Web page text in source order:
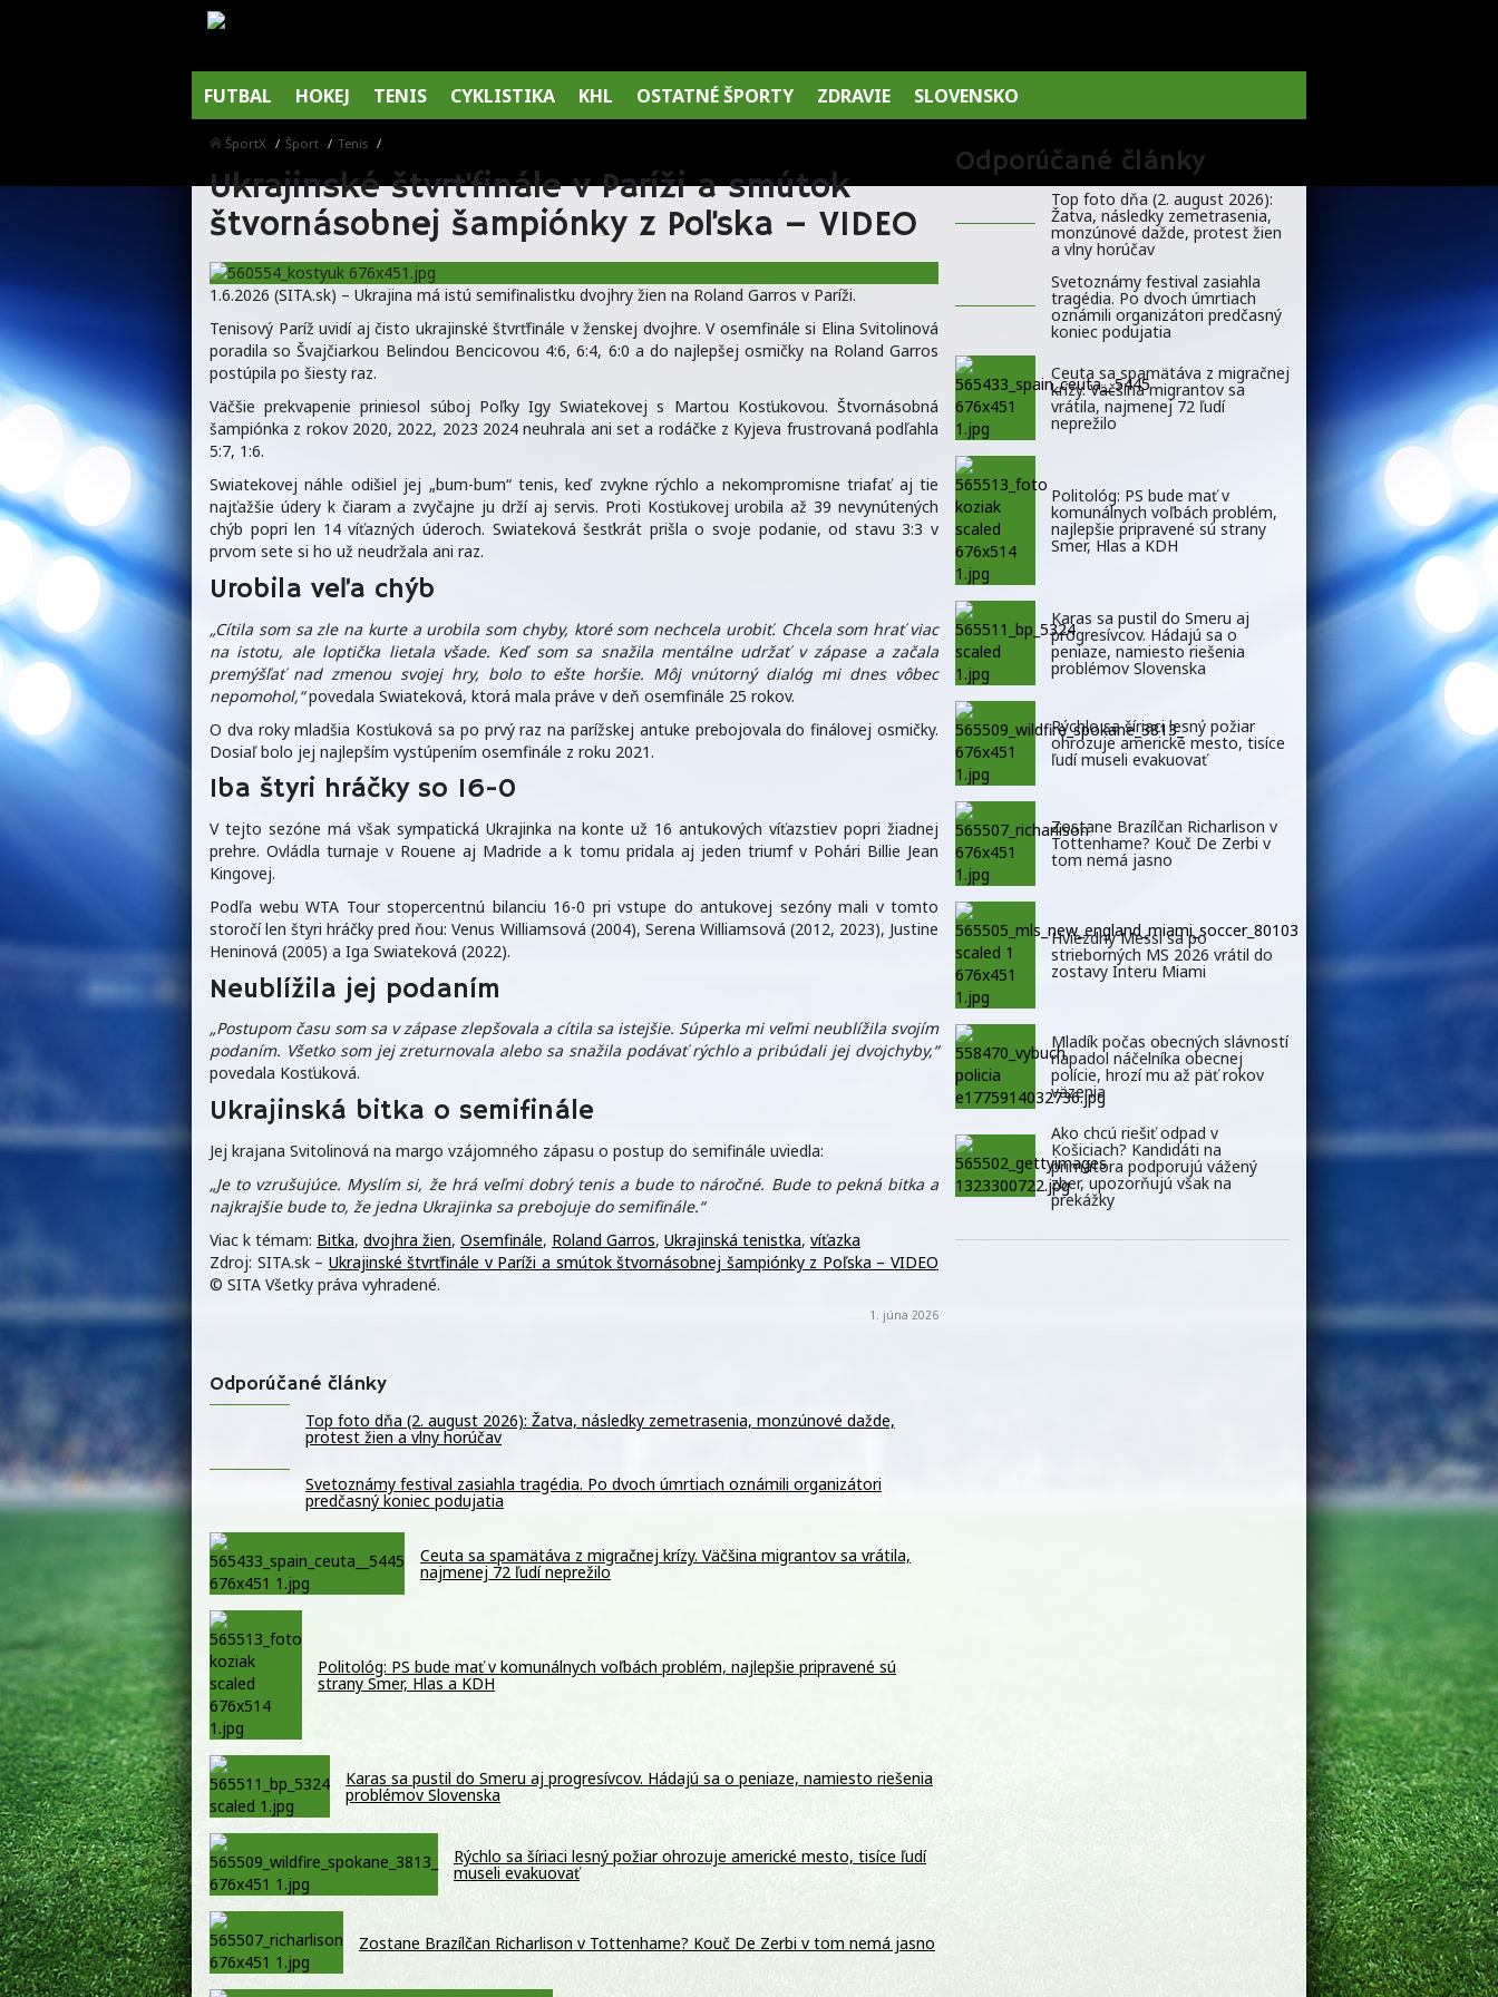
FUTBAL HOKEJ TENIS CYKLISTIKA KHL OSTATNÉ ŠPORTY ZDRAVIE SLOVENSKO
ŠportX Šport Tenis
Ukrajinské štvrťfinále v Paríži a smútok
štvornásobnej šampiónky z Poľska – VIDEO
1.6.2026 (SITA.sk) – Ukrajina má istú semifinalistku dvojhry žien na Roland Garros v Paríži.
Tenisový Paríž uvidí aj čisto ukrajinské štvrťfinále v ženskej dvojhre. V osemfinále si Elina Svitolinová
poradila so Švajčiarkou Belindou Bencicovou 4:6, 6:4, 6:0 a do najlepšej osmičky na Roland Garros
postúpila po šiesty raz.
Väčšie prekvapenie priniesol súboj Poľky Igy Swiatekovej s Martou Kosťukovou. Štvornásobná
šampiónka z rokov 2020, 2022, 2023 2024 neuhrala ani set a rodáčke z Kyjeva frustrovaná podľahla
5:7, 1:6.
Swiatekovej náhle odišiel jej „bum-bum“ tenis, keď zvykne rýchlo a nekompromisne triafať aj tie
najťažšie údery k čiaram a zvyčajne ju drží aj servis. Proti Kosťukovej urobila až 39 nevynútených
chýb popri len 14 víťazných úderoch. Swiateková šesťkrát prišla o svoje podanie, od stavu 3:3 v
prvom sete si ho už neudržala ani raz.
Urobila veľa chýb
„Cítila som sa zle na kurte a urobila som chyby, ktoré som nechcela urobiť. Chcela som hrať viac
na istotu, ale loptička lietala všade. Keď som sa snažila mentálne udržať v zápase a začala
premýšľať nad zmenou svojej hry, bolo to ešte horšie. Môj vnútorný dialóg mi dnes vôbec
nepomohol,“povedala Swiateková, ktorá mala práve v deň osemfinále 25 rokov.
O dva roky mladšia Kosťuková sa po prvý raz na parížskej antuke prebojovala do finálovej osmičky.
Dosiaľ bolo jej najlepším vystúpením osemfinále z roku 2021.
Iba štyri hráčky so 16-0
V tejto sezóne má však sympatická Ukrajinka na konte už 16 antukových víťazstiev popri žiadnej
prehre. Ovládla turnaje v Rouene aj Madride a k tomu pridala aj jeden triumf v Pohári Billie Jean
Kingovej.
Podľa webu WTA Tour stopercentnú bilanciu 16-0 pri vstupe do antukovej sezóny mali v tomto
storočí len štyri hráčky pred ňou: Venus Williamsová (2004), Serena Williamsová (2012, 2023), Justine
Heninová (2005) a Iga Swiateková (2022).
Neublížila jej podaním
„Postupom času som sa v zápase zlepšovala a cítila sa istejšie. Súperka mi veľmi neublížila svojím
podaním. Všetko som jej zreturnovala alebo sa snažila podávať rýchlo a pribúdali jej dvojchyby,“
povedala Kosťuková.
Ukrajinská bitka o semifinále
Jej krajana Svitolinová na margo vzájomného zápasu o postup do semifinále uviedla:
„Je to vzrušujúce. Myslím si, že hrá veľmi dobrý tenis a bude to náročné. Bude to pekná bitka a
najkrajšie bude to, že jedna Ukrajinka sa prebojuje do semifinále.“
Viac k témam: Bitka, dvojhra žien, Osemfinále, Roland Garros, Ukrajinská tenistka, víťazka
Zdroj: SITA.sk – Ukrajinské štvrťfinále v Paríži a smútok štvornásobnej šampiónky z Poľska – VIDEO
© SITA Všetky práva vyhradené.
1. júna 2026
Odporúčané články
Top foto dňa (2. august 2026): Žatva, následky zemetrasenia, monzúnové dažde,
protest žien a vlny horúčav
Svetoznámy festival zasiahla tragédia. Po dvoch úmrtiach oznámili organizátori
predčasný koniec podujatia
Ceuta sa spamätáva z migračnej krízy. Väčšina migrantov sa vrátila,
najmenej 72 ľudí neprežilo
Politológ: PS bude mať v komunálnych voľbách problém, najlepšie pripravené sú
strany Smer, Hlas a KDH
Karas sa pustil do Smeru aj progresívcov. Hádajú sa o peniaze, namiesto riešenia
problémov Slovenska
Rýchlo sa šíriaci lesný požiar ohrozuje americké mesto, tisíce ľudí
museli evakuovať
Zostane Brazílčan Richarlison v Tottenhame? Kouč De Zerbi v tom nemá jasno
Odporúčané články
Top foto dňa (2. august 2026):
Žatva, následky zemetrasenia,
monzúnové dažde, protest žien
a vlny horúčav
Svetoznámy festival zasiahla
tragédia. Po dvoch úmrtiach
oznámili organizátori predčasný
koniec podujatia
Ceuta sa spamätáva z migračnej
krízy. Väčšina migrantov sa
vrátila, najmenej 72 ľudí
neprežilo
Politológ: PS bude mať v
komunálnych voľbách problém,
najlepšie pripravené sú strany
Smer, Hlas a KDH
Karas sa pustil do Smeru aj
progresívcov. Hádajú sa o
peniaze, namiesto riešenia
problémov Slovenska
Rýchlo sa šíriaci lesný požiar
ohrozuje americké mesto, tisíce
ľudí museli evakuovať
Zostane Brazílčan Richarlison v
Tottenhame? Kouč De Zerbi v
tom nemá jasno
Hviezdny Messi sa po
strieborných MS 2026 vrátil do
zostavy Interu Miami
Mladík počas obecných slávností
napadol náčelníka obecnej
polície, hrozí mu až päť rokov
väzenia
Ako chcú riešiť odpad v
Košiciach? Kandidáti na
primátora podporujú vážený
zber, upozorňujú však na
prekážky